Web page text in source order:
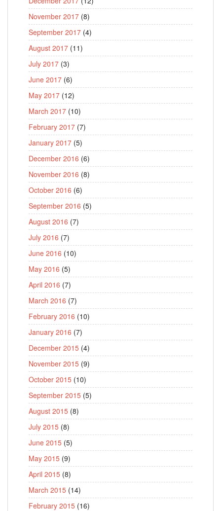
November 2017 (8)
September 2017 (4)
August 2017 (11)
July 2017 (3)
June 2017 (6)
May 2017 (12)
March 2017 (10)
February 2017 (7)
January 2017 (5)
December 2016 (6)
November 2016 (8)
October 2016 (6)
September 2016 (5)
August 2016 (7)
July 2016 (7)
June 2016 (10)
May 2016 (5)
April 2016 (7)
March 2016 (7)
February 2016 (10)
January 2016 (7)
December 2015 (4)
November 2015 (9)
October 2015 (10)
September 2015 (5)
August 2015 (8)
July 2015 (8)
June 2015 (5)
May 2015 (9)
April 2015 (8)
March 2015 (14)
February 2015 (16)